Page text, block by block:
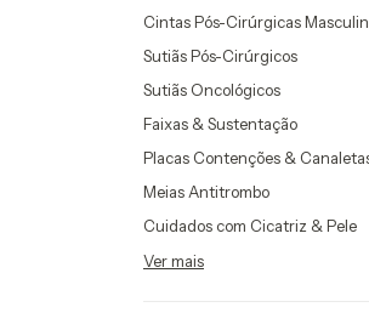
Cintas Pós-Cirúrgicas
Sutiãs Pós-Cirúrgicos
Sutiãs Oncológicos
Faixas & Sustentação
Placas Contenções &
Meias Antitrombo
Cuidados com Cicatriz & Pele
Ver mais